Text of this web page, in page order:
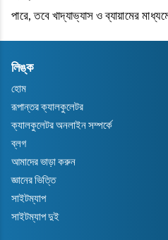
পারে, তবে খাদ্যাভ্যাস ও ব্যায়ামের
লিঙ্ক
হোম
রূপান্তর ক্যালকুলেটর
ক্যালকুলেটর অনলাইন সম্পর্কে
ব্লগ
আমাদের ভাড়া করুন
জ্ঞানের ভিত্তি
সাইটম্যাপ
সাইটম্যাপ দুই